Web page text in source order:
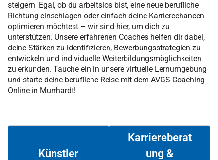
steigern. Egal, ob du arbeitslos bist, eine neue berufliche
Richtung einschlagen oder einfach deine Karrierechancen
optimieren möchtest – wir sind hier, um dich zu
unterstützen. Unsere erfahrenen Coaches helfen dir dabei,
deine Stärken zu identifizieren, Bewerbungsstrategien zu
entwickeln und individuelle Weiterbildungsmöglichkeiten
zu erkunden. Tauche ein in unsere virtuelle Lernumgebung
und starte deine berufliche Reise mit dem AVGS-Coaching
Online in Murrhardt!
Künstler
Karriereberat
ung &